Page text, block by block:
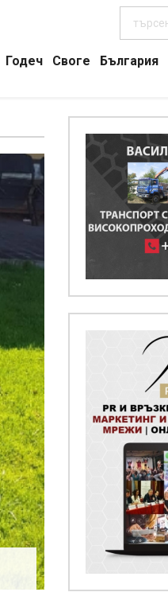
Годеч Своге България